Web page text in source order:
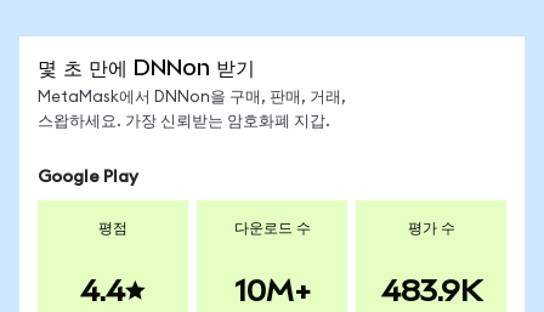
몇 초 만에 DNNon 받기
MetaMask에서 DNNon을 구매, 판매, 거래,
스왑하세요. 가장 신뢰받는 암호화폐 지갑.
Google Play
평점
4.4
다운로드 수
10M+
평가 수
483.9K